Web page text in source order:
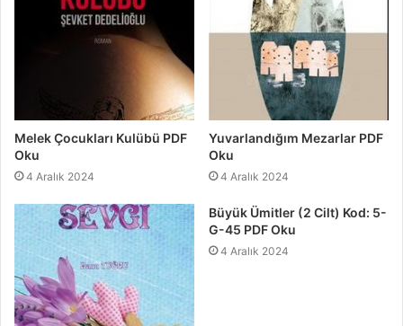
Melek Çocukları Kulübü PDF
Oku
4 Aralık 2024
Yuvarlandığım Mezarlar PDF
Oku
4 Aralık 2024
Büyük Ümitler (2 Cilt) Kod: 5-
G-45 PDF Oku
4 Aralık 2024